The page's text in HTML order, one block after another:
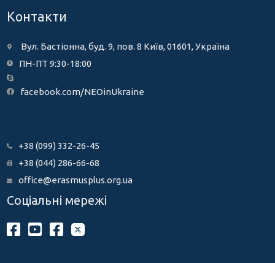
Контакти
Вул. Бастіонна, буд. 9, пов. 8 Київ, 01601, Україна
ПН-ПТ 9:30-18:00
facebook.com/NEOinUkraine
+38 (099) 332-26-45
+38 (044) 286-66-68
office@erasmusplus.org.ua
Соціальні мережі